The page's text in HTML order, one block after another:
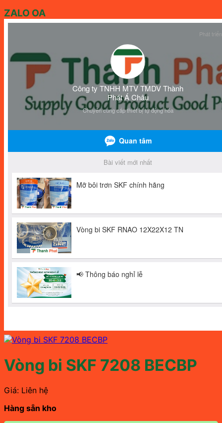
ZALO OA
Vòng bi SKF 7208 BECBP
Giá: Liên hệ
Hàng sẵn kho